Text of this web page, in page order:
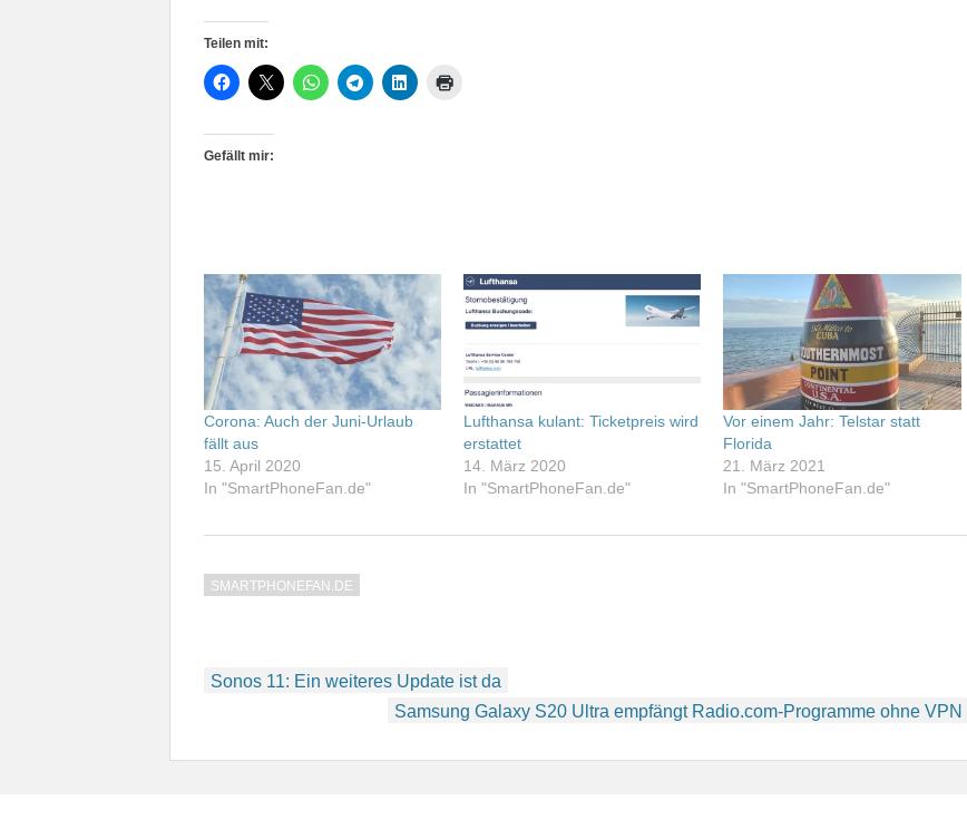
Teilen mit:
Gefällt mir:
Corona: Auch der Juni-Urlaub
fällt aus
15. April 2020
In "SmartPhoneFan.de"
Lufthansa kulant: Ticketpreis wird
erstattet
14. März 2020
In "SmartPhoneFan.de"
Vor einem Jahr: Telstar statt
Florida
21. März 2021
In "SmartPhoneFan.de"
SMARTPHONEFAN.DE
Beitragsnavigation
Sonos 11: Ein weiteres Update ist da
Samsung Galaxy S20 Ultra empfängt Radio.com-Programme ohne VPN